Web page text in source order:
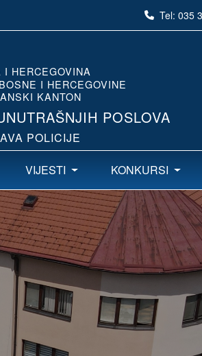
Tel: 035
I HERCEGOVINA
I HERCEGOVINE
KANTON
POSLOVA
POLICIJE
VIJESTI KONKURSI